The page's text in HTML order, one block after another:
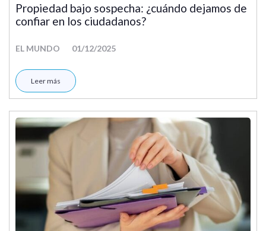
Propiedad bajo sospecha: ¿cuándo dejamos de
confiar en los ciudadanos?
EL MUNDO 01/12/2025
Leer más